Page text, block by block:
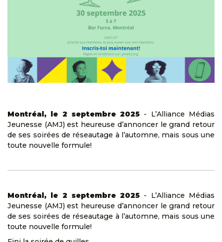
Montréal, le 2 septembre 2025 - L’Alliance Médias
Jeunesse (AMJ) est heureuse d’annoncer le grand retour
de ses soirées de réseautage à l’automne, mais sous une
toute nouvelle formule!
Montréal, le 2 septembre 2025 - L’Alliance Médias
Jeunesse (AMJ) est heureuse d’annoncer le grand retour
de ses soirées de réseautage à l’automne, mais sous une
toute nouvelle formule!